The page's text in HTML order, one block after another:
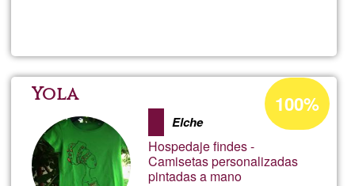
casa
rural
Yola
Elche
Hospedaje findes -
Camisetas personalizadas
pintadas a mano
Porcentaje
de
aceptación
de
100%